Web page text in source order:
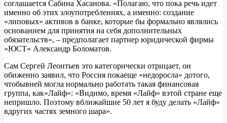
соглашается Сабина Хасанова. «Полагаю, что пока речь идет
именно об этих злоупотреблениях, а именно: создание
«липовых» активов в банке, которые бы формально являлись
основанием для принятия на себя дополнительных
обязательств», – предполагает партнер юридической фирмы
«ЮСТ» Александр Боломатов.
Сам Сергей Леонтьев это категорически отрицает, он
обиженно заявил, что Россия покаеще «недоросла» дотого,
чтобывней могла нормально работать такая финансовая
группа, как«Лайф»: «Видимо, время «Лайф» вэтой стране еще
непришло. Поэтому вближайшие 50 лет я буду делать «Лайф»
вдругих частях земного шара».